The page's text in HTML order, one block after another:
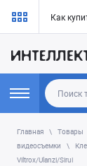
Как
Главная Товары
видеосъемки
Viltrox/Ulanzi/Sirui